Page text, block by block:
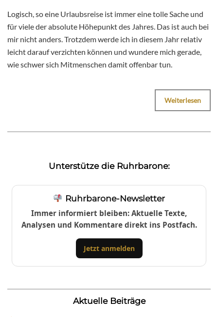
Logisch, so eine Urlaubsreise ist immer eine tolle Sache und
für viele der absolute Höhepunkt des Jahres. Das ist auch bei
mir nicht anders. Trotzdem werde ich in diesem Jahr relativ
leicht darauf verzichten können und wundere mich gerade,
wie schwer sich Mitmenschen damit offenbar tun.
Weiterlesen
Unterstütze die Ruhrbarone:
Ruhrbarone-Newsletter
Immer informiert bleiben: Aktuelle Texte,
Analysen und Kommentare direkt ins Postfach.
Jetzt anmelden
Aktuelle Beiträge